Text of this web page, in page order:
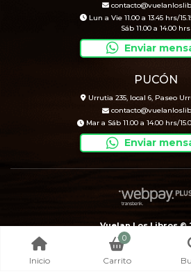
Lun a Vie 11.00 a 13.45 hrs/
Sáb 11.00 a 14.00 hrs
Enviar
PUCÓN
Urrutia 235, local 6, Paseo
Mar a Sáb 11.00 a 14.00 hrs/
Enviar
Vuelan Los Libros ©
Creado por
Bsale
Inicio
0
Carrito